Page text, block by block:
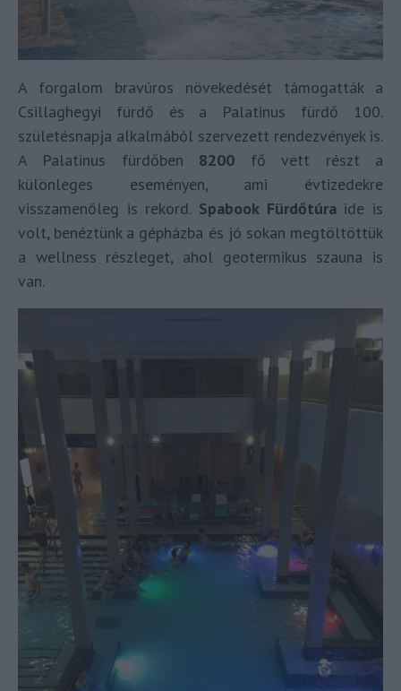
A forgalom bravúros növekedését támogatták a
Csillaghegyi fürdő és a Palatinus fürdő 100.
születésnapja alkalmából szervezett rendezvények is.
A Palatinus fürdőben 8200 fő vett részt a
különleges eseményen, ami évtizedekre
visszamenőleg is rekord. Spabook Fürdőtúraide is
volt, benéztünk a gépházba és jó sokan megtöltöttük
a wellness részleget, ahol geotermikus szauna is
van.